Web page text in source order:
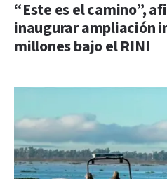
“Este es el camino”,
inaugurar ampliación
millones bajo el RINI